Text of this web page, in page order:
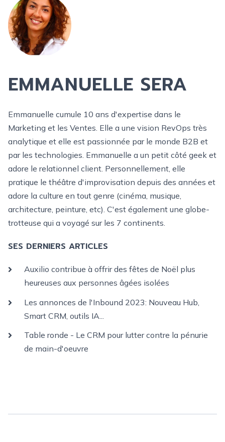
EMMANUELLE SERA
Emmanuelle cumule 10 ans d'expertise dans le
Marketing et les Ventes. Elle a une vision RevOps très
analytique et elle est passionnée par le monde B2B et
par les technologies. Emmanuelle a un petit côté geek et
adore le relationnel client. Personnellement, elle
pratique le théâtre d'improvisation depuis des années et
adore la culture en tout genre (cinéma, musique,
architecture, peinture, etc). C'est également une globe-
trotteuse qui a voyagé sur les 7 continents.
SES DERNIERS ARTICLES
Auxilio contribue à offrir des fêtes de Noël plus
heureuses aux personnes âgées isolées
Les annonces de l'Inbound 2023: Nouveau Hub,
Smart CRM, outils IA...
Table ronde - Le CRM pour lutter contre la pénurie
de main-d'oeuvre